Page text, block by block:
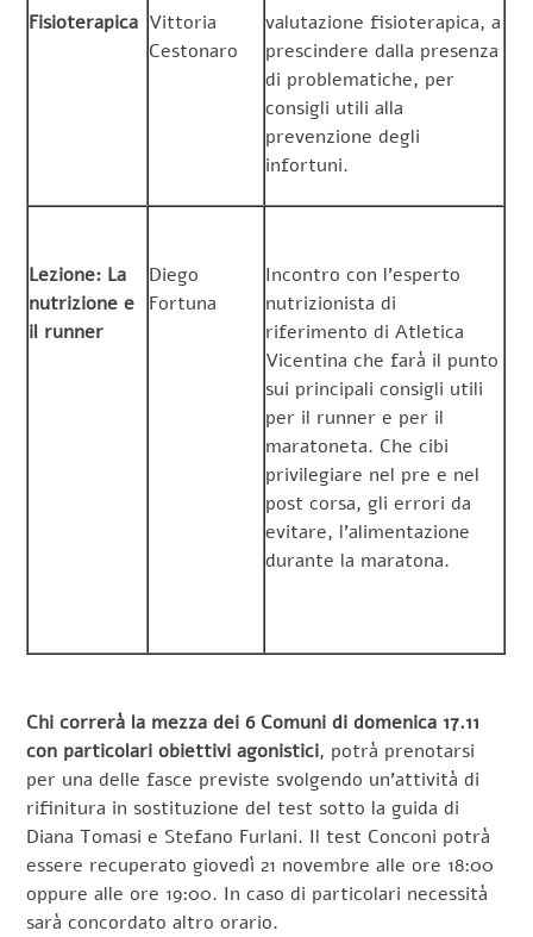
Fisioterapica Vittoria
Cestonaro
valutazione fisioterapica, a
prescindere dalla presenza
di problematiche, per
consigli utili alla
prevenzione degli
infortuni.
Lezione: La
nutrizione e
il runner
Diego
Fortuna
Incontro con l’esperto
nutrizionista di
riferimento di Atletica
Vicentina che farà il punto
sui principali consigli utili
per il runner e per il
maratoneta. Che cibi
privilegiare nel pre e nel
post corsa, gli errori da
evitare, l’alimentazione
durante la maratona.
Chi correrà la mezza dei 6 Comuni di domenica 17.11
con particolari obiettivi agonistici, potrà prenotarsi
per una delle fasce previste svolgendo un’attività di
rifinitura in sostituzione del test sotto la guida di
Diana Tomasi e Stefano Furlani. Il test Conconi potrà
essere recuperato giovedì 21 novembre alle ore 18:00
oppure alle ore 19:00. In caso di particolari necessità
sarà concordato altro orario.